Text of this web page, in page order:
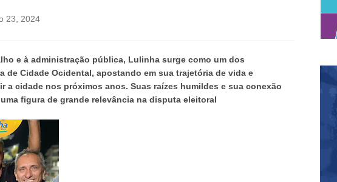
23, 2024
e à administração pública, Lulinha surge como um dos
de Cidade Ocidental, apostando em sua trajetória de vida e
a cidade nos próximos anos. Suas raízes humildes e sua conexão
figura de grande relevância na disputa eleitoral